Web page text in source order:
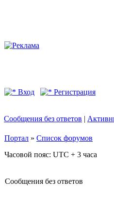
Вход Регистрация
Сообщения без ответов |
Портал » Список форумов
Часовой пояс: UTC + 3 часа
Сообщения без ответов